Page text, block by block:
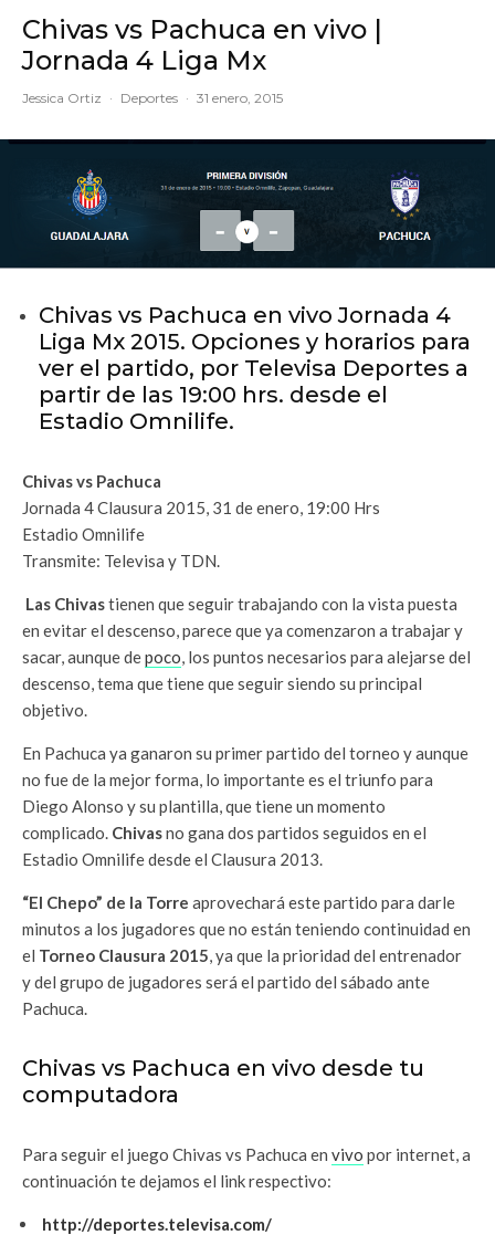
Chivas vs Pachuca en vivo |
Jornada 4 Liga Mx
Jessica Ortiz · Deportes · 31 enero, 2015
Chivas vs Pachuca en vivo Jornada 4
Liga Mx 2015. Opciones y horarios para
ver el partido, por Televisa Deportes a
partir de las 19:00 hrs. desde el
Estadio Omnilife.
Chivas vs Pachuca
Jornada 4 Clausura 2015, 31 de enero, 19:00 Hrs
Estadio Omnilife
Transmite: Televisa y TDN.
Las Chivastienen que seguir trabajando con la vista puesta
en evitar el descenso, parece que ya comenzaron a trabajar y
sacar, aunque depoco, los puntos necesarios para alejarse del
descenso, tema que tiene que seguir siendo su principal
objetivo.
En Pachuca ya ganaron su primer partido del torneo y aunque
no fue de la mejor forma, lo importante es el triunfo para
Diego Alonso y su plantilla, que tiene un momento
complicado. Chivasno gana dos partidos seguidos en el
Estadio Omnilife desde el Clausura 2013.
“El Chepo” de la Torre aprovechará este partido para darle
minutos a los jugadores que no están teniendo continuidad en
el Torneo Clausura 2015, ya que la prioridad del entrenador
y del grupo de jugadores será el partido del sábado ante
Pachuca.
Chivas vs Pachuca en vivo desde tu
computadora
Para seguir el juego Chivas vs Pachuca en vivo por internet, a
continuación te dejamos el link respectivo:
http://deportes.televisa.com/